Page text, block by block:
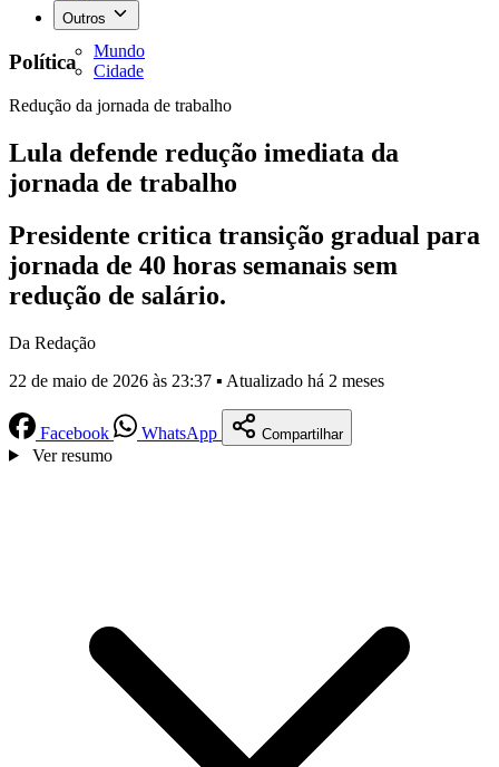
Outros
Mundo
Cidade
Política
Redução da jornada de trabalho
Lula defende redução imediata da
jornada de trabalho
Presidente critica transição gradual para
jornada de 40 horas semanais sem
redução de salário.
Da Redação
22 de maio de 2026 às 23:37 ▪ Atualizado há 2 meses
Facebook WhatsApp Compartilhar
Ver resumo